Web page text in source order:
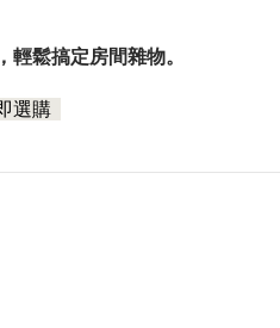
鬆搞定房間雜物。
選購